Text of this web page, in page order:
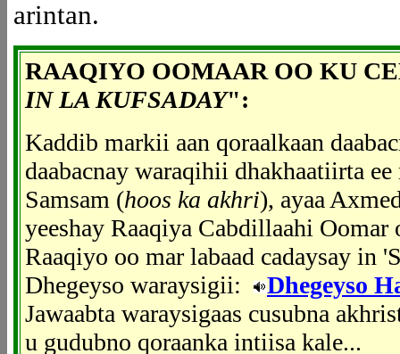
arintan.
RAAQIYO OOMAAR OO KU
IN LA KUFSADAY":
Kaddib markii aan qoraalkaan
daabacnay waraqihii dhakhaatiirta
Samsam (hoos ka akhri), ayaa
yeeshay Raaqiya Cabdillaahi Oomar
Raaqiyo oo mar labaad cadaysay in
Dhegeyso waraysigii:
Dhegeyso
Jawaabta waraysigaas cusubna
u gudubno qoraanka intiisa kale...